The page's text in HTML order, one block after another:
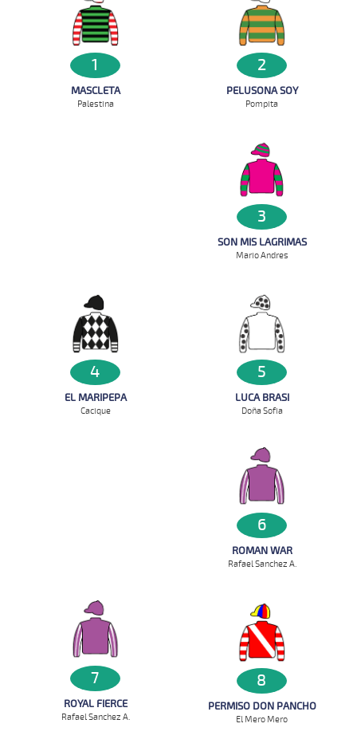
1
MASCLETA
Palestina
2
PELUSONA SOY
Pompita
3
SON MIS LAGRIMAS
Mario Andres
4
EL MARIPEPA
Cacique
5
LUCA BRASI
Doña Sofia
6
ROMAN WAR
Rafael Sanchez A.
7
ROYAL FIERCE
Rafael Sanchez A.
8
PERMISO DON PANCHO
El Mero Mero